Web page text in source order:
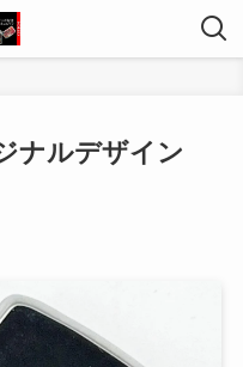
ナルデザイン